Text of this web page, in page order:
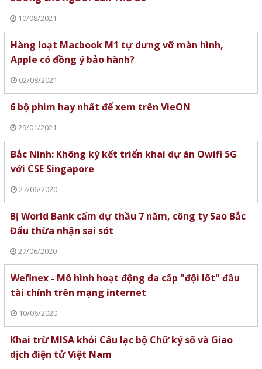
10/08/2021
Hàng loạt Macbook M1 tự dưng vỡ màn hình,
Apple có đồng ý bảo hành?
02/08/2021
6 bộ phim hay nhất để xem trên VieON
29/01/2021
Bắc Ninh: Không ký kết triển khai dự án Owifi 5G
với CSE Singapore
27/06/2020
Bị World Bank cấm dự thầu 7 năm, công ty Sao Bắc
Đẩu thừa nhận sai sót
27/06/2020
Wefinex - Mô hình hoạt động đa cấp "đội lốt" đầu
tài chính trên mạng internet
10/06/2020
Khai trừ MISA khỏi Câu lạc bộ Chữ ký số và Giao
dịch điện tử Việt Nam